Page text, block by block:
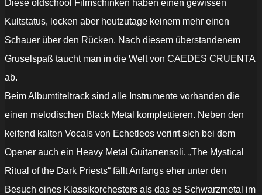
Diese oldschool Filmschinken haben einen gewissen
Kultstatus, locken aber heutzutage keinem mehr einen
Schauer über den Rücken. Nach diesem überstandenem
Gruselspaß taucht man in die Welt von CAEDES CRUENTA
ab.
Beim Albumtiteltrack sind alle Instrumente vorhanden die
einen melodischen Black Metal komplettieren. Neben den
keifend kalten Vocals von Echetleos verirrt sich bei dem
Opener auch ein Heavy Metal Guitarrensoli. „The Mystical
Ritual of the Dark Priests“ fällt Anfangs eher unter den
Besuch eines Klassikorchesters als das es Schwarzmetal im